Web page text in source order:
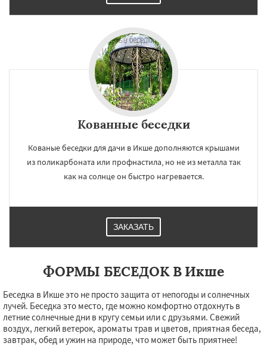
регионам
Ильинский Красково Лесной
Лесной Городок Лопатино
Лотошино
Обухово Октябрьский Правдинский
Родники Свердловск
Томилино Тучково
Шаховская
Кованные беседки
Кованые беседки для дачи в Икше дополняются крышами
из поликарбоната или профнастила, но не из металла так
как на солнце он быстро нагревается.
ЗАКАЗАТЬ
ФОРМЫ БЕСЕДОК В Икше
Беседка в Икше это не просто защита от непогоды и солнечных
лучей. Беседка это место, где можно комфортно отдохнуть в
летние солнечные дни в кругу семьи или с друзьями. Свежий
воздух, легкий ветерок, ароматы трав и цветов, приятная беседа,
завтрак, обед и ужин на природе, что может быть приятнее!
УЗНАТЬ ПОДРОБНЕЕ
Даю согласие на обработку персональных данных